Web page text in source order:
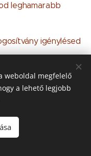
leghamarabb
igénylésed
(ha első
Ft
Magyary László
weboldal megfelelő
a lehető legjobb